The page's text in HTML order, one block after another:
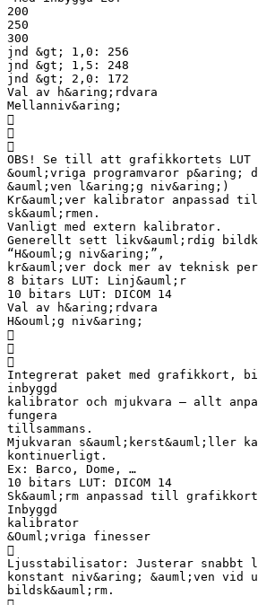
200
250
300
jnd &gt; 1,0: 256
jnd &gt; 1,5: 248
jnd &gt; 2,0: 172
Val av h&aring;rdvara
Mellanniv&aring;



OBS! Se till att grafikkortets LUT
&ouml;vriga programvaror p&aring;
&auml;ven l&aring;g niv&aring;)
Kr&auml;ver kalibrator anpassad
sk&auml;rmen.
Vanligt med extern kalibrator.
Generellt sett likv&auml;rdig
“H&ouml;g niv&aring;”,
kr&auml;ver dock mer av teknisk
8 bitars LUT: Linj&auml;r
10 bitars LUT: DICOM 14
Val av h&aring;rdvara
H&ouml;g niv&aring;



Integrerat paket med grafikkort,
inbyggd
kalibrator och mjukvara – allt
fungera
tillsammans.
Mjukvaran s&auml;kerst&auml;ller
kontinuerligt.
Ex: Barco, Dome, …
10 bitars LUT: DICOM 14
Sk&auml;rm anpassad till
Inbyggd
kalibrator
&Ouml;vriga finesser

Ljusstabilisator: Justerar
konstant niv&aring; &auml;ven vid
bildsk&auml;rm.